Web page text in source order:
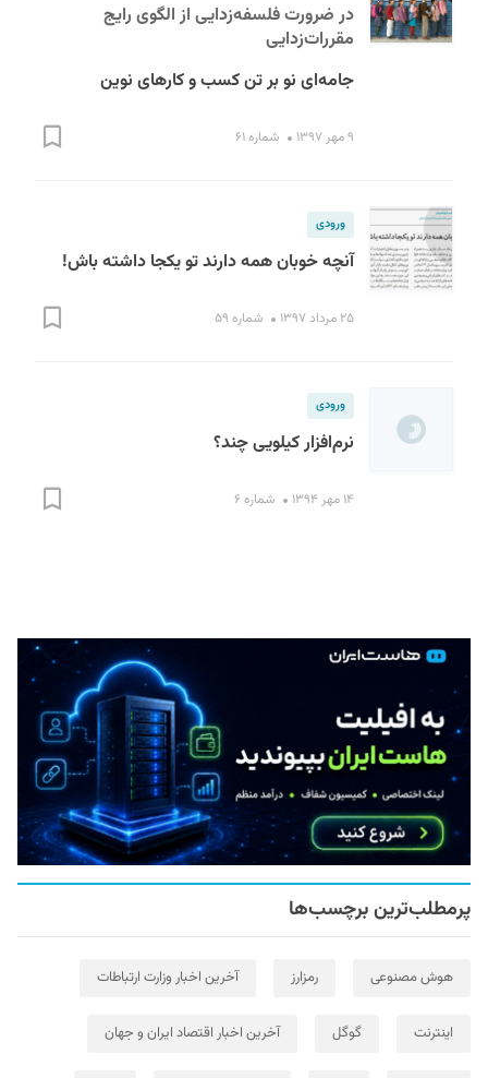
در ضرورت فلسفه‌زدایی از الگوی رایج
مقررات‌زدایی
جامه‌ای نو بر تن کسب و کارهای نوین
۹ مهر ۱۳۹۷ شماره ۶۱
ورودی
آنچه خوبان همه دارند تو یکجا داشته باش!
۲۵ مرداد ۱۳۹۷ شماره ۵۹
ورودی
نرم‌افزار کیلویی چند؟
۱۴ مهر ۱۳۹۴ شماره ۶
پرمطلب‌ترین برچسب‌ها
هوش مصنوعی رمزارز آخرین اخبار وزارت ارتباطات
اینترنت گوگل آخرین اخبار اقتصاد ایران و جهان